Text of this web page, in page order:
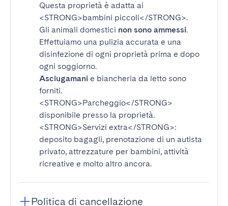
Questa proprietà è adatta ai
<STRONG>bambini piccoli</STRONG>.
Gli animali domestici non sono ammessi.
Effettuiamo una pulizia accurata e una
disinfezione di ogni proprietà prima e dopo
ogni soggiorno.
Asciugamani e biancheria da letto sono
forniti.
<STRONG>Parcheggio</STRONG>
disponibile presso la proprietà.
<STRONG>Servizi extra</STRONG>:
deposito bagagli, prenotazione di un autista
privato, attrezzature per bambini, attività
ricreative e molto altro ancora.
Politica di cancellazione